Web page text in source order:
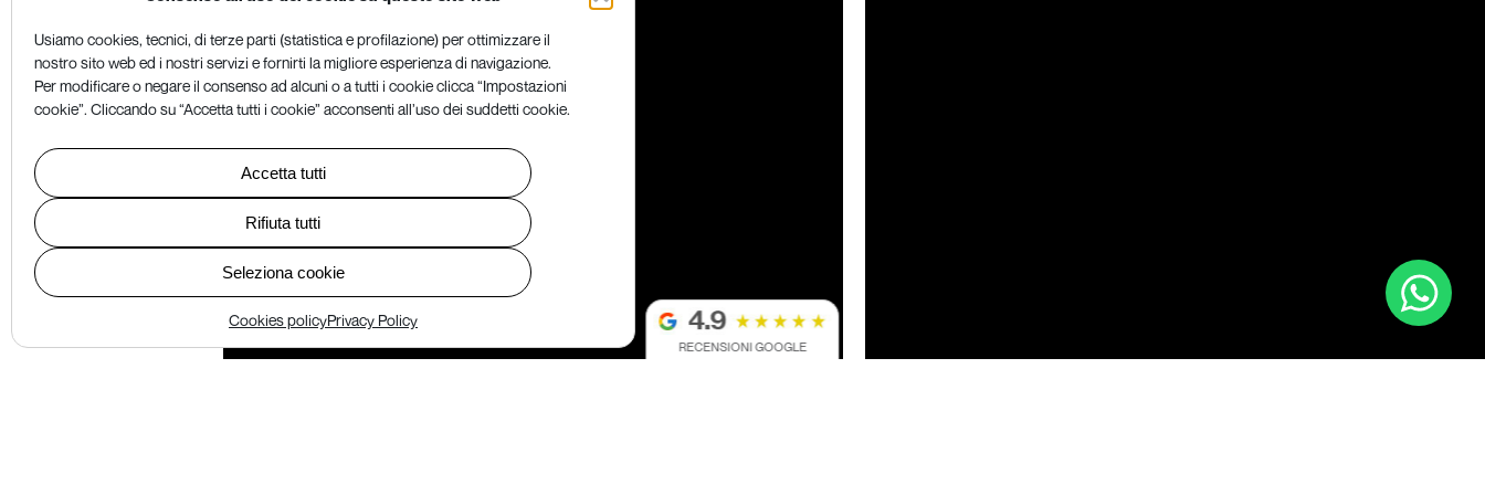
Usiamo cookies, tecnici, di terze parti (statistica e profilazione) per ottimizzare il
nostro sito web ed i nostri servizi e fornirti la migliore esperienza di navigazione.
Per modificare o negare il consenso ad alcuni o a tutti i cookie clicca “Impostazioni
cookie”. Cliccando su “Accetta tutti i cookie” acconsenti all’uso dei suddetti cookie.
Accetta tutti
Rifiuta tutti
Seleziona cookie
Cookies policyPrivacy Policy
Fibra Evolution
Chi siamo
Documentazione
Lavora con noi
RECENSIONI GOOGLE